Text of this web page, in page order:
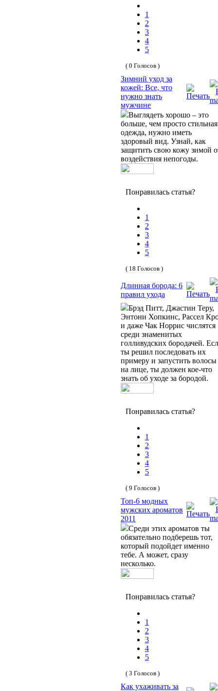
1
2
3
4
5
( 0 Голосов )
Зимний уход за
кожей: Все, что
нужно знать
мужчине
Выглядеть хорошо – это
больше, чем просто стильная
одежда, нужно иметь
здоровый вид. Узнай, как
защитить свою кожу зимой
воздействия непогоды.
Понравилась статья?
1
2
3
4
5
( 18 Голосов )
Длинная борода: 6
правил ухода
Брэд Питт, Джастин Теру,
Энтони Хопкинс, Рассел
и даже Чак Норрис числятся
среди знаменитых
голливудских бородачей.
ты решил последовать их
примеру и запустить волосы
на лице, ты должен кое-что
знать об уходе за бородой.
Понравилась статья?
1
2
3
4
5
( 9 Голосов )
Топ-6 модных
мужских ароматов
2011
Среди этих ароматов ты
обязательно подберешь тот,
который подойдет именно
тебе. А может, сразу
несколько.
Понравилась статья?
1
2
3
4
5
( 3 Голосов )
Как ухаживать за